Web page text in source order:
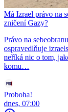
Má Izrael právo na
zničení Gazy?
Právo na
ospravedlňuje
neříká nic o tom,
komu…
Proboha!
dnes, 07:00